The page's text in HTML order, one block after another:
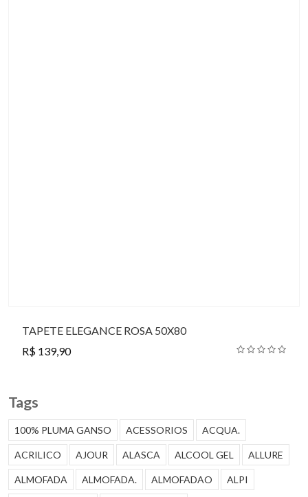
TAPETE ELEGANCE ROSA 50X80
R$ 139,90
Tags
100% PLUMA GANSO ACESSORIOS ACQUA.
ACRILICO AJOUR ALASCA ALCOOL GEL ALLURE
ALMOFADA ALMOFADA. ALMOFADAO ALPI